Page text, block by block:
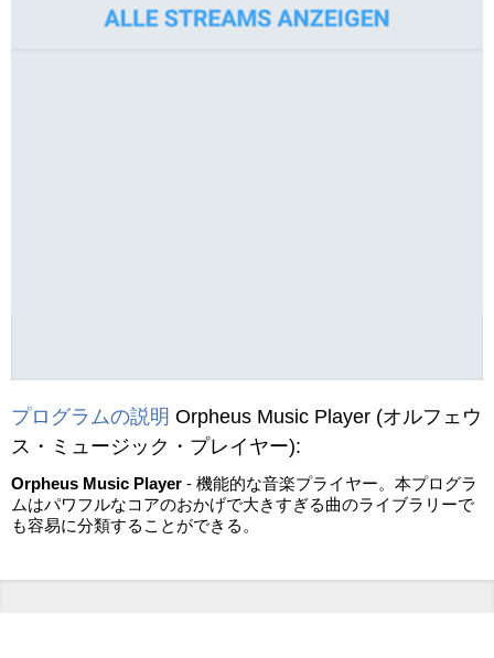
プログラムの説明 Orpheus Music Player (オルフェウ
ス・ミュージック・プレイヤー):
Orpheus Music Player - 機能的な音楽プライヤー。本プログラ
ムはパワフルなコアのおかげで大きすぎる曲のライブラリーで
も容易に分類することができる。